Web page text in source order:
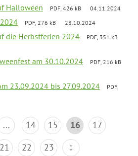
Halloween PDF, 426 kB 04.11.2024
PDF, 276 kB 28.10.2024
die Herbstferien 2024
PDF, 351 kB
am 30.10.2024
PDF, 216 kB
23.09.2024 bis 27.09.2024
PDF,
... 14 15 16
17
21 22 23